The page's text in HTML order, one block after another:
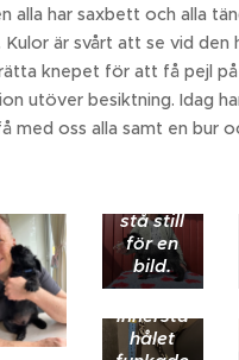
alla har saxbett och alla
Kulor är svårt att se vid den
knepet för att få pejl
utöver besiktning. Idag
med oss alla samt en bur
Turkos -
som
stå still
för en
bild.
Det här
halsbandet
inspänt
på
innersta
hålet
Lite
olika